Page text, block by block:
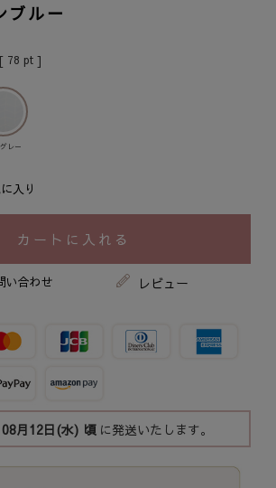
ブルー
[ 78 pt ]
レー
入り
カートに入れる
い合わせ レビュー
08月12日(水) 頃 に発送いたします。